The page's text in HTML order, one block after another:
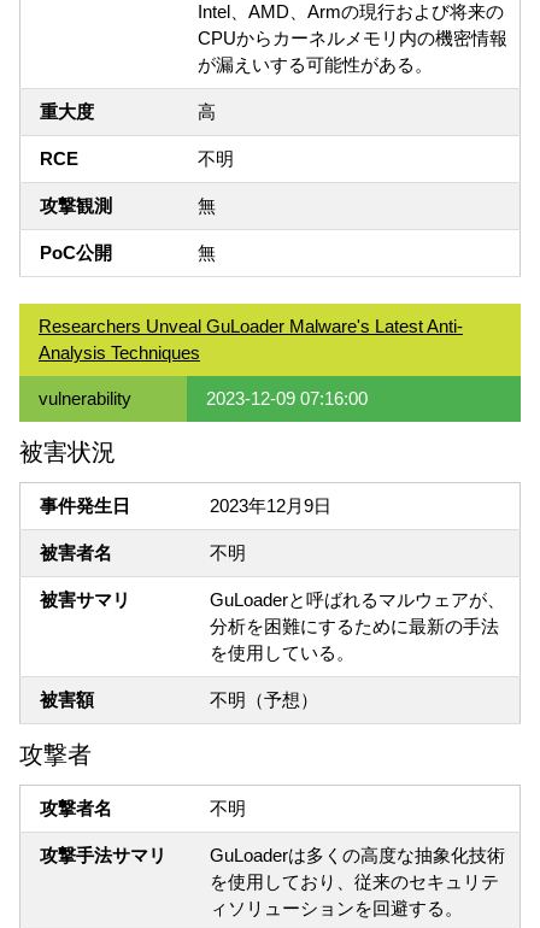
Intel、AMD、Armの現行および将来の
CPUからカーネルメモリ内の機密情報
が漏えいする可能性がある。
重大度 高
RCE 不明
攻撃観測 無
PoC公開 無
Researchers Unveal GuLoader Malware's Latest Anti-
Analysis Techniques
vulnerability 2023-12-09 07:16:00
被害状況
事件発生日 2023年12月9日
被害者名 不明
被害サマリ
GuLoaderと呼ばれるマルウェアが、
分析を困難にするために最新の手法
を使用している。
被害額 不明（予想）
攻撃者
攻撃者名 不明
攻撃手法サマリ
GuLoaderは多くの高度な抽象化技術
を使用しており、従来のセキュリテ
ィソリューションを回避する。